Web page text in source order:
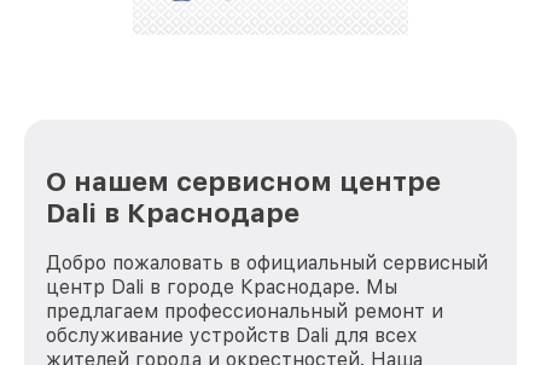
О нашем сервисном центре
Dali в Краснодаре
Добро пожаловать в официальный сервисный
центр Dali в городе Краснодаре. Мы
предлагаем профессиональный ремонт и
обслуживание устройств Dali для всех
жителей города и окрестностей. Наша